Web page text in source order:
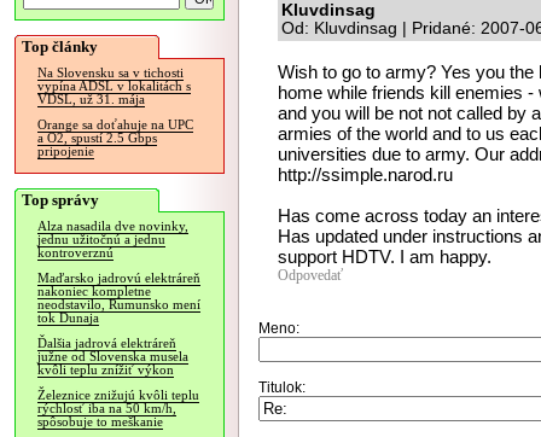
Top články
Na Slovensku sa v tichosti
vypína ADSL v lokalitách s
VDSL, už 31. mája
Orange sa doťahuje na UPC
a O2, spustí 2.5 Gbps
pripojenie
Top správy
Alza nasadila dve novinky,
jednu užitočnú a jednu
kontroverznú
Maďarsko jadrovú elektráreň
nakoniec kompletne
neodstavilo, Rumunsko mení
tok Dunaja
Ďalšia jadrová elektráreň
južne od Slovenska musela
kvôli teplu znížiť výkon
Železnice znižujú kvôli teplu
rýchlosť iba na 50 km/h,
spôsobuje to meškanie
Kluvdinsag
Od: Kluvdinsag | Pridané: 2007-
Wish to go to army? Yes you
home while friends kill enemies
and you will be not not called by
armies of the world and to us
universities due to army. Our
http://ssimple.narod.ru
Has come across today an
Has updated under instructions
support HDTV. I am happy.
Odpovedať
Meno:
Titulok: